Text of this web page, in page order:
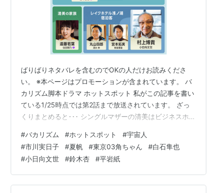
ばりばりネタバレを含むのでOKの人だけお読みくださ
い。 ※本ページはプロモーションが含まれています。 バ
カリズム脚本ドラマ ホットスポット 私がこの記事を書い
ている1/25時点では第2話まで放送されています。 ざっ
くりまとめると･･･ シングルマザーの清美はビジネスホテ
けられ「実は宇宙人」と告白される。 信じがたい話だ
が、10円玉を曲げるなどの能力を見せられ、幼馴染2人
（みなぷう・はっち）と共に秘密を知ることに。 小学校
の体育館にボールが挟まって困っているはっちの依頼
で、高橋が能力を使って取り除く。 その際、地上絵を描
#バカリズム #ホットスポット #宇宙人
#市川実日子 #夏帆 #東京03角ちゃん #白石隼也
#小日向文世 #鈴木杏 #平岩紙